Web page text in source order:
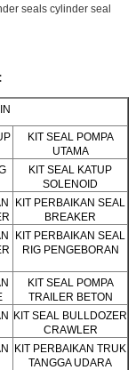
seals cylinder seal
KIT SEAL POMPA
UTAMA
KIT SEAL KATUP
SOLENOID
KIT PERBAIKAN SEAL
BREAKER
KIT PERBAIKAN SEAL
RIG PENGEBORAN
KIT SEAL POMPA
TRAILER BETON
KIT SEAL BULLDOZER
CRAWLER
KIT PERBAIKAN TRUK
TANGGA UDARA